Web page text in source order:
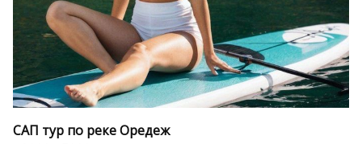
САП тур по реке Оредеж